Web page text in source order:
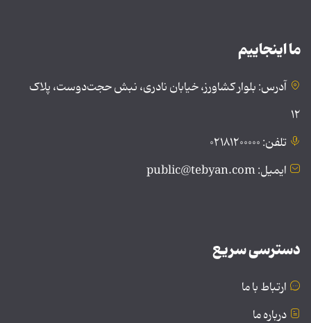
ما اینجاییم
آدرس: بلوار کشاورز، خیابان نادری، نبش حجت‌دوست، پلاک
۱۲
تلفن: ۰۲۱۸۱۲۰۰۰۰۰
ایمیل: public@tebyan.com
دسترسی سریع
ارتباط با ما
درباره ما